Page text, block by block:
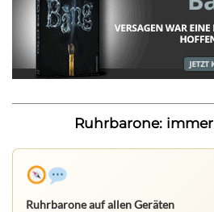
Ruhrbarone:
Ruhrbarone auf allen Geräten